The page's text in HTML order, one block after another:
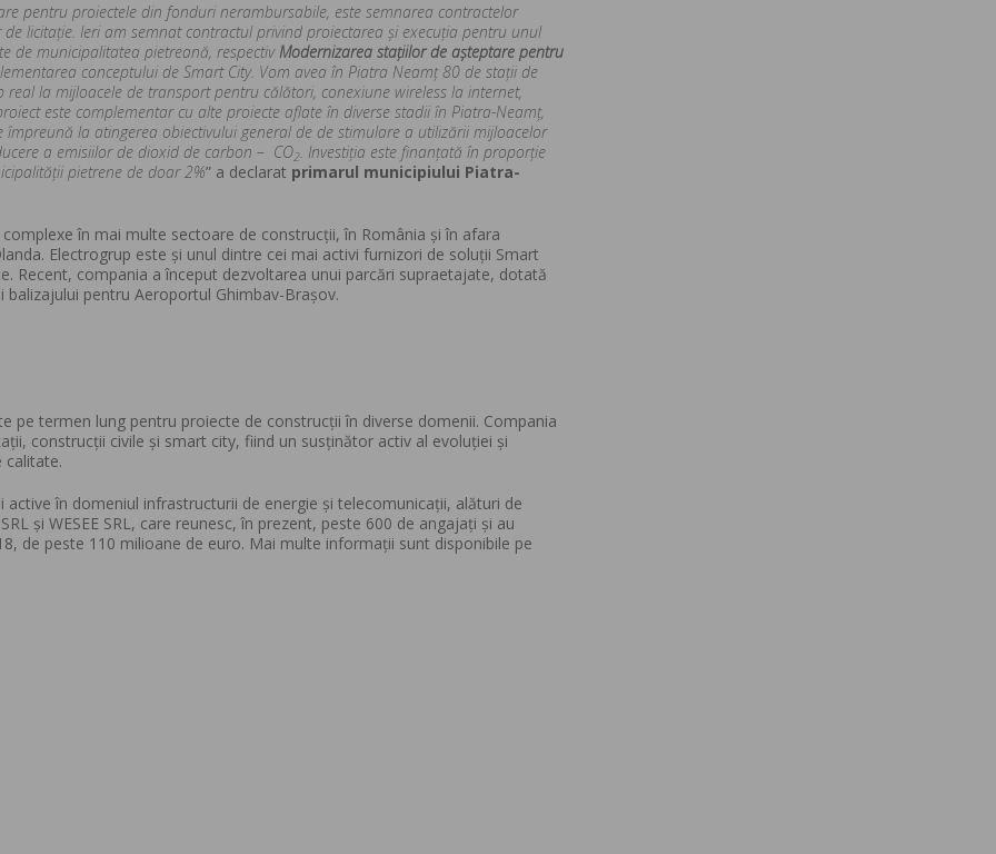
pentru proiectele din fonduri nerambursabile, este semnarea contractelor
licitație. Ieri am semnat contractul privind proiectarea și execuția pentru unul
de municipalitatea pietreană, respectivModernizarea stațiilor de așteptare pentru
conceptului de Smart City. Vom avea în Piatra Neamț 80 de stații de
la mijloacele de transport pentru călători, conexiune wireless la internet,
este complementar cu alte proiecte aflate în diverse stadii în Piatra-Neamț,
la atingerea obiectivului general de de stimulare a utilizării mijloacelor
a emisiilor de dioxid de carbon – CO2. Investiția este finanțată în proporție
pietrene de doar 2%” a declarat primarul municipiului Piatra-
în mai multe sectoare de construcții, în România și în afara
Electrogrup este și unul dintre cei mai activi furnizori de soluții Smart
Recent, compania a început dezvoltarea unui parcări supraetajate, dotată
pentru Aeroportul Ghimbav-Brașov.
pe termen lung pentru proiecte de construcții în diverse domenii. Compania
construcții civile și smart city, fiind un susținător activ al evoluției și
calitate.
active în domeniul infrastructurii de energie și telecomunicații, alături de
și WESEE SRL, care reunesc, în prezent, peste 600 de angajați și au
de peste 110 milioane de euro. Mai multe informații sunt disponibile pe